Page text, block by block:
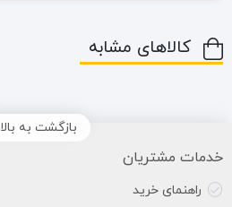
کالاهای مشابه
بازگشت به بالا
خدمات مشتریان
راهنمای خرید